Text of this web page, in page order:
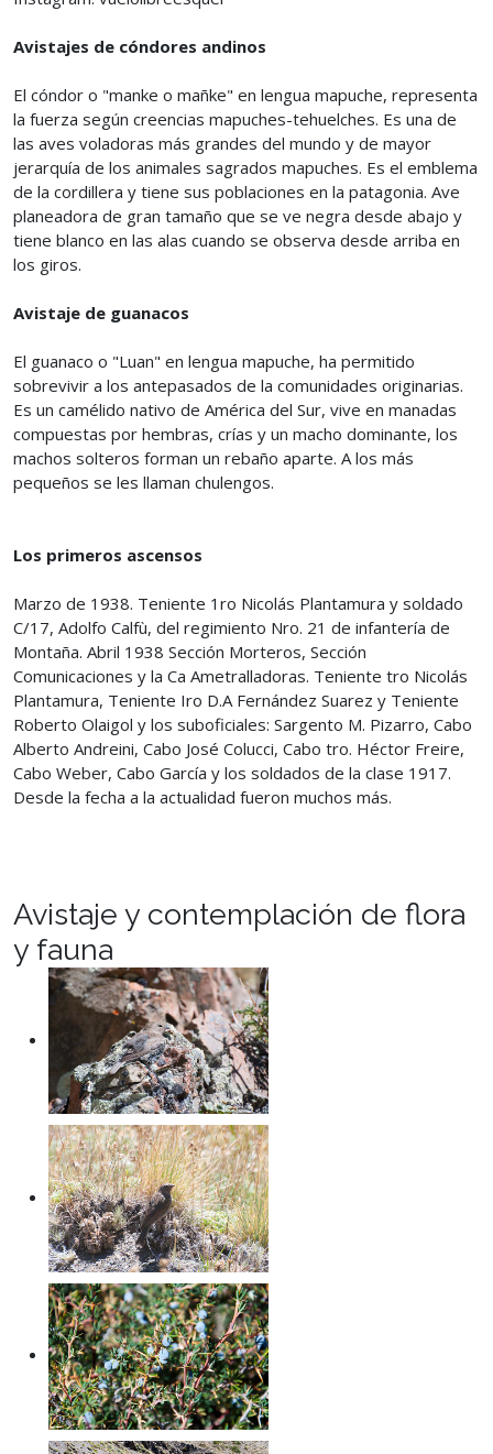
Avistajes de cóndores andinos
El cóndor o "manke o mañke" en lengua mapuche, representa
la fuerza según creencias mapuches-tehuelches. Es una de
las aves voladoras más grandes del mundo y de mayor
jerarquía de los animales sagrados mapuches. Es el emblema
de la cordillera y tiene sus poblaciones en la patagonia. Ave
planeadora de gran tamaño que se ve negra desde abajo y
tiene blanco en las alas cuando se observa desde arriba en
los giros.
Avistaje de guanacos
El guanaco o "Luan" en lengua mapuche, ha permitido
sobrevivir a los antepasados de la comunidades originarias.
Es un camélido nativo de América del Sur, vive en manadas
compuestas por hembras, crías y un macho dominante, los
machos solteros forman un rebaño aparte. A los más
pequeños se les llaman chulengos.
Los primeros ascensos
Marzo de 1938. Teniente 1ro Nicolás Plantamura y soldado
C/17, Adolfo Calfù, del regimiento Nro. 21 de infantería de
Montaña. Abril 1938 Sección Morteros, Sección
Comunicaciones y la Ca Ametralladoras. Teniente tro Nicolás
Plantamura, Teniente Iro D.A Fernández Suarez y Teniente
Roberto Olaigol y los suboficiales: Sargento M. Pizarro, Cabo
Alberto Andreini, Cabo José Colucci, Cabo tro. Héctor Freire,
Cabo Weber, Cabo García y los soldados de la clase 1917.
Desde la fecha a la actualidad fueron muchos más.
Avistaje y contemplación de flora
y fauna